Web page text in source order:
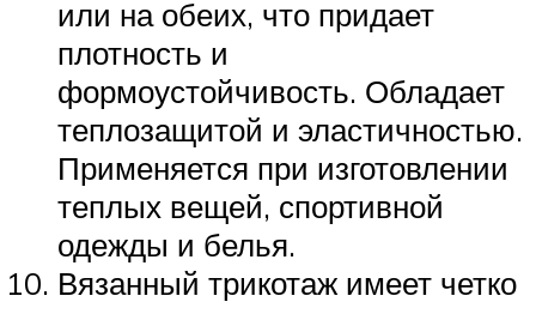
или на обеих, что придает
плотность и
формоустойчивость. Обладает
теплозащитой и эластичностью.
Применяется при изготовлении
теплых вещей, спортивной
одежды и белья.
Вязанный трикотаж имеет четко